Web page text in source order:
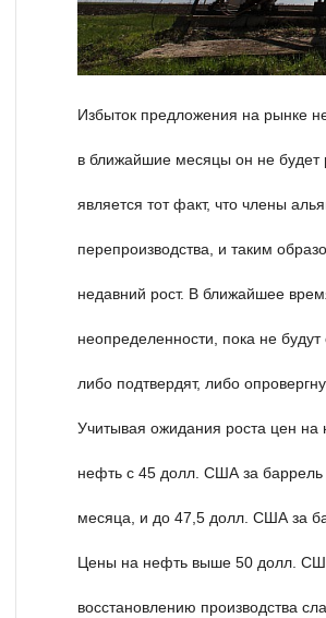
Избыток предложения на рынке
в ближайшие месяцы он не будет
является тот факт, что члены
перепроизводства, и таким
недавний рост. В ближайшее
неопределенности, пока не
либо подтвердят, либо
Учитывая ожидания роста цен
нефть с 45 долл. США за
месяца, и до 47,5 долл. США за
Цены на нефть выше 50 долл.
восстановлению производства